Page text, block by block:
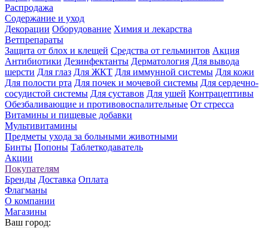
Распродажа
Содержание и уход
Декорации Оборудование Химия и лекарства
Ветпрепараты
Защита от блох и клещей Средства от гельминтов Акция
Антибиотики Дезинфектанты Дерматология Для вывода
шерсти Для глаз Для ЖКТ Для иммунной системы Для кожи
Для полости рта Для почек и мочевой системы Для сердечно-
сосудистой системы Для суставов Для ушей Контрацептивы
Обезбаливающие и противовоспалительные От стресса
Витамины и пищевые добавки
Мультивитамины
Предметы ухода за больными животными
Бинты Попоны Таблеткодаватель
Акции
Покупателям
Бренды Доставка Оплата
Флагманы
О компании
Магазины
Ваш город: